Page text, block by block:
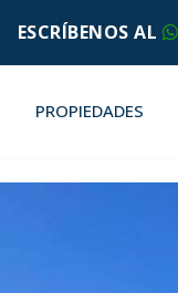
ESCRÍBENOS AL
PROPIEDADES